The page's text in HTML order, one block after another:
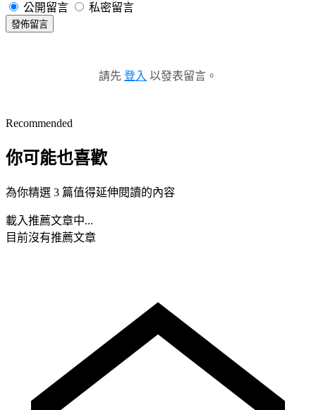
公開留言 私密留言
發佈留言
請先 登入 以發表留言。
Recommended
你可能也喜歡
為你精選 3 篇值得延伸閱讀的內容
載入推薦文章中...
目前沒有推薦文章